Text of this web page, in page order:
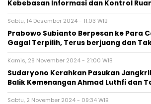
Kebebasan Informasi dan Kontrol
Sabtu, 14 Desember 2024 - 11:03 WIB
Prabowo Subianto Berpesan ke Para
Gagal Terpilih, Terus berjuang dan
Kamis, 28 November 2024 - 21:00 WIB
Sudaryono Kerahkan Pasukan
Balik Kemenangan Ahmad Luthfi dan
Sabtu, 2 November 2024 - 09:34 WIB